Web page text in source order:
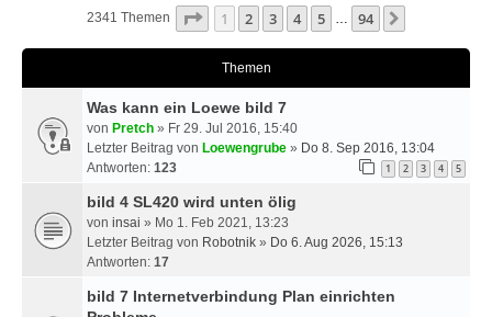
2341 Themen Seite 1Von 94
1 2 3 4 5 … 94
Themen
Was kann ein Loewe bild 7
von Pretch » Fr 29. Jul 2016, 15:40
Letzter Beitrag von Loewengrube » Do 8. Sep 2016, 13:04
Antworten: 123 1 2 3 4 5
bild 4 SL420 wird unten ölig
von insai » Mo 1. Feb 2021, 13:23
Letzter Beitrag von Robotnik » Do 6. Aug 2026, 15:13
Antworten: 17
bild 7 Internetverbindung Plan einrichten